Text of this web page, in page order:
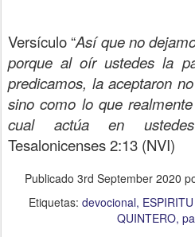
Versículo “Así que no
porque al oír ustedes la
predicamos, la aceptaron
sino como lo que
cual actúa en
Tesalonicenses 2:13 (NVI)
Publicado 3rd September 2020
Etiquetas: devocional
QUINTERO